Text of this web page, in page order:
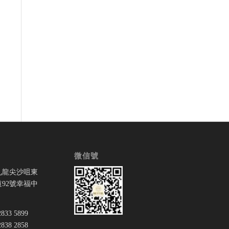
尖沙咀東
號幸福中
5899
2858
微信號